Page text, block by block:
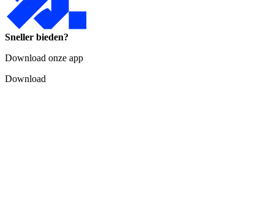
Sneller bieden?
Download onze app
Download